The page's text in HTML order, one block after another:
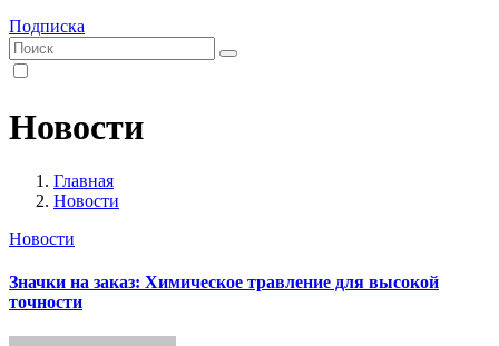
Подписка
Новости
Главная
Новости
Новости
Значки на заказ: Химическое травление для высокой
точности